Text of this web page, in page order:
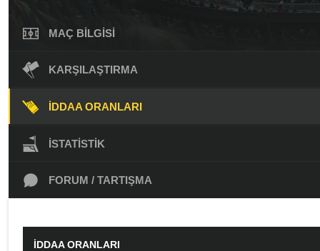
MAÇ BILGISI
KARŞILAŞTIRMA
İDDAA ORANLARI
İSTATISTIK
FORUM / TARTIŞMA
İDDAA ORANLARI